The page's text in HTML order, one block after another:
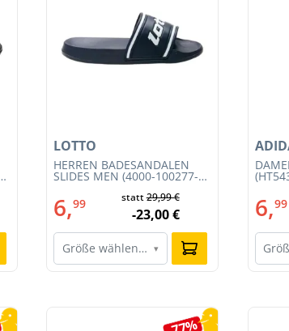
HERREN BADESANDALEN
SLIDES MEN (4000-100277-
LOTTO
6,99 statt29,99 €
-23,00 €
Größe wählen… ▾
6,99